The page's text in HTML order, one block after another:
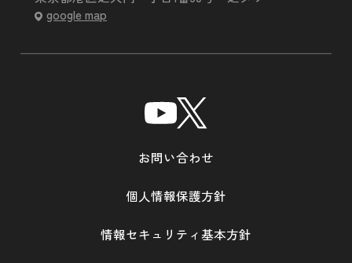
google map
お問い合わせ
個人情報保護方針
情報セキュリティ基本方針